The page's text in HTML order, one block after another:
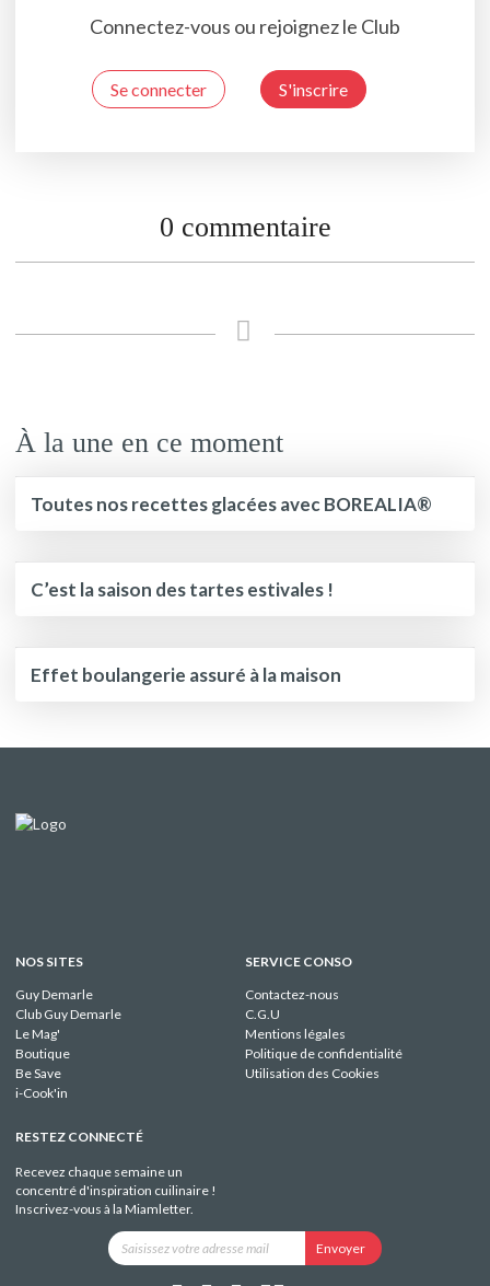
Connectez-vous ou rejoignez le Club
Se connecter S'inscrire
0 commentaire
À la une en ce moment
Toutes nos recettes glacées avec BOREALIA®
C’est la saison des tartes estivales !
Effet boulangerie assuré à la maison
NOS SITES
Guy Demarle
Club Guy Demarle
Le Mag'
Boutique
Be Save
i-Cook'in
SERVICE CONSO
Contactez-nous
C.G.U
Mentions légales
Politique de confidentialité
Utilisation des Cookies
RESTEZ CONNECTÉ
Recevez chaque semaine un
concentré d'inspiration cuilinaire !
Inscrivez-vous à la Miamletter.